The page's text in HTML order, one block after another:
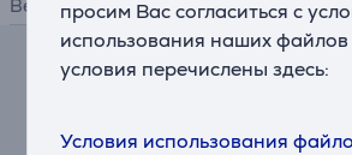
просим Вас согласиться с
использования наших файлов
условия перечислены здесь:
Условия использования
Вес
Калькулятор
Примерный размер